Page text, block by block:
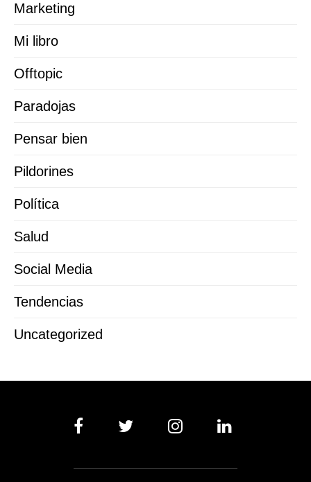
Marketing
Mi libro
Offtopic
Paradojas
Pensar bien
Pildorines
Política
Salud
Social Media
Tendencias
Uncategorized